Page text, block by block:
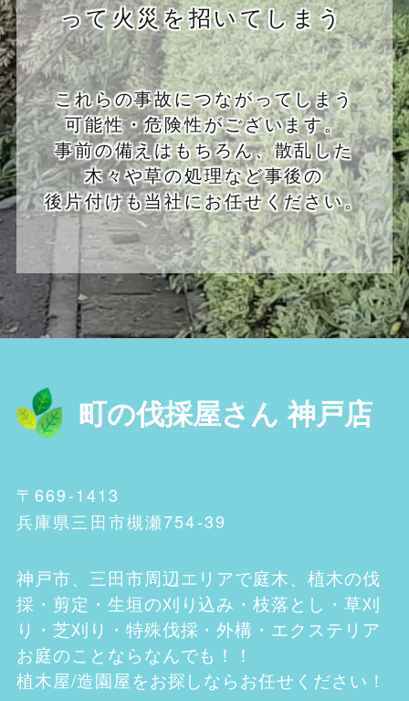
って火災を招いてしまう
これらの事故につながってしまう
可能性・危険性がございます。
事前の備えはもちろん、散乱した
木々や草の処理など事後の
後片付けも当社にお任せください。
町の伐採屋さん 神戸店
〒669-1413
兵庫県三田市槻瀬754-39
神戸市、三田市周辺エリアで庭木、植木の伐
採・剪定・生垣の刈り込み・枝落とし・草刈
り・芝刈り・特殊伐採・外構・エクステリア
お庭のことならなんでも！！
植木屋/造園屋をお探しならお任せください！